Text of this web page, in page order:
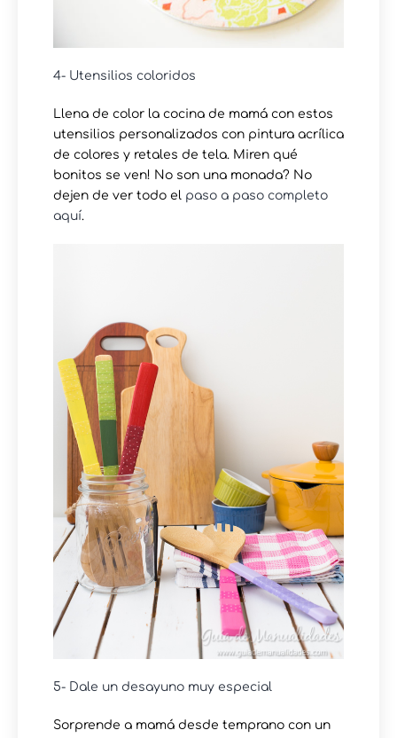
4- Utensilios coloridos
Llena de color la cocina de mamá con estos
utensilios personalizados con pintura acrílica
de colores y retales de tela. Miren qué
bonitos se ven! No son una monada? No
dejen de ver todo el paso a paso completo
aquí.
5- Dale un desayuno muy especial
Sorprende a mamá desde temprano con un